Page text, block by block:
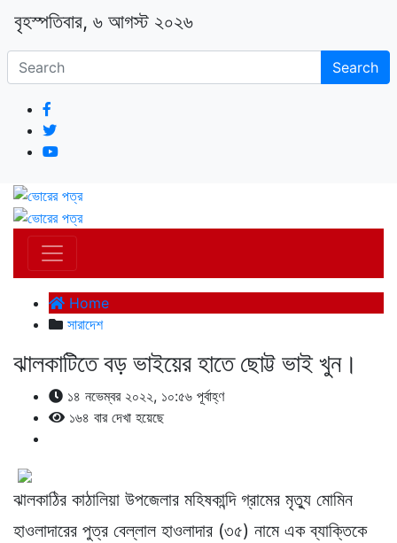
বৃহস্পতিবার, ৬ আগস্ট ২০২৬
Search
Home
সারাদেশ
ঝালকাটিতে বড় ভাইয়ের হাতে ছোট্ট ভাই খুন।
১৪ নভেম্বর ২০২২, ১০:৫৬ পূর্বাহ্ণ
১৬৪ বার দেখা হয়েছে
ঝালকাঠির কাঠালিয়া উপজেলার মহিষকান্দি গ্রামের মৃত্যু মোমিন
হাওলাদারের পুত্র বেল্লাল হাওলাদার (৩৫) নামে এক ব্যাক্তিকে